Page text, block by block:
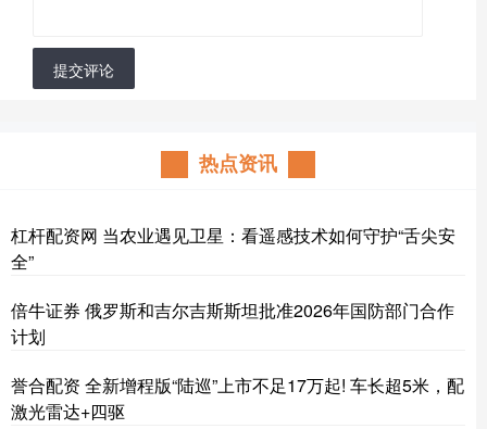
提交评论
热点资讯
杠杆配资网 当农业遇见卫星：看遥感技术如何守护“舌尖安
全”
倍牛证券 俄罗斯和吉尔吉斯斯坦批准2026年国防部门合作
计划
誉合配资 全新增程版“陆巡”上市不足17万起! 车长超5米，配
激光雷达+四驱